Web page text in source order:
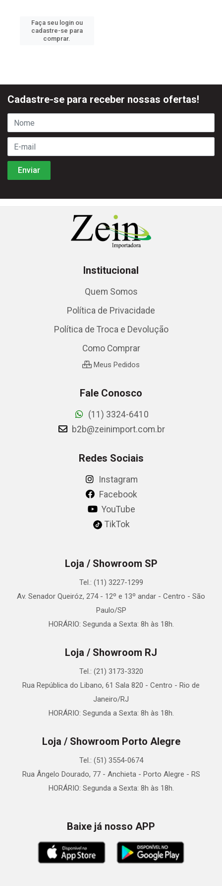
Faça seu login ou
cadastre-se para
comprar.
Cadastre-se para receber nossas ofertas!
Institucional
Quem Somos
Política de Privacidade
Política de Troca e Devolução
Como Comprar
Meus Pedidos
Fale Conosco
(11) 3324-6410
b2b@zeinimport.com.br
Redes Sociais
Instagram
Facebook
YouTube
TikTok
Loja / Showroom SP
Tel.: (11) 3227-1299
Av. Senador Queiróz, 274 - 12º e 13º andar - Centro - São
Paulo/SP
HORÁRIO: Segunda a Sexta: 8h às 18h.
Loja / Showroom RJ
Tel.: (21) 3173-3320
Rua República do Libano, 61 Sala 820 - Centro - Rio de
Janeiro/RJ
HORÁRIO: Segunda a Sexta: 8h às 18h.
Loja / Showroom Porto Alegre
Tel.: (51) 3554-0674
Rua Ângelo Dourado, 77 - Anchieta - Porto Alegre - RS
HORÁRIO: Segunda a Sexta: 8h às 18h.
Baixe já nosso APP